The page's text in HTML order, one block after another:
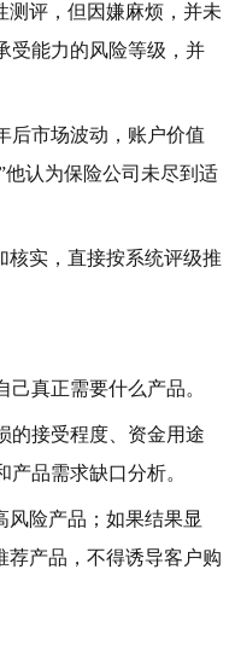
测评，但因嫌麻烦，并未
受能力的风险等级，并
后市场波动，账户价值
认为保险公司未尽到适
核实，直接按系统评级推
真正需要什么产品。
的接受程度、资金用途
品需求缺口分析。
风险产品；如果结果显
荐产品，不得诱导客户购